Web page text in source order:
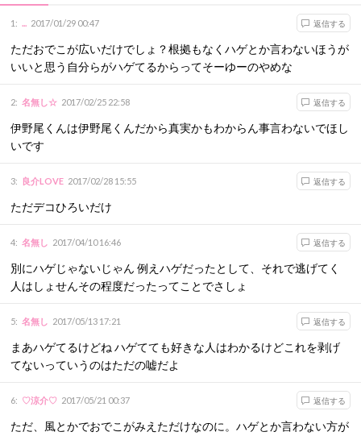
1 : ... 2017/01/29 00:47 返信する
ただおでこが広いだけでしょ？根拠もなくハゲとか言わないほうが
いいと思う自分らがハゲてるからってそーゆーのやめな
2: 名無し☆ 2017/02/25 22:58 返信する
伊野尾くんは伊野尾くんだから真実かもわからん事言わないでほし
いです
3: 良介LOVE 2017/02/28 15:55 返信する
ただデコひろいだけ
4: 名無し 2017/04/10 16:46 返信する
別にハゲじゃないじゃん 例えハゲだったとして、それで逃げてく
人はしょせんその程度だったってことでさしょ
5: 名無し 2017/05/13 17:21 返信する
まあハゲてるけどね ハゲてても好きな人はわかるけどこれを剥げ
てないっていうのはただの嘘だよ
6: ♡涼介♡ 2017/05/21 00:37 返信する
ただ、風とかでおでこがみえただけなのに。ハゲとか言わない方が